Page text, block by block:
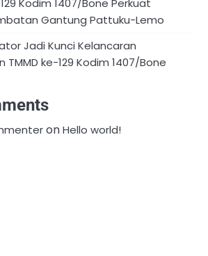
Kodim 1407/Bone Perkuat
Gantung Pattuku-Lemo
Jadi Kunci Kelancaran
ke-129 Kodim 1407/Bone
onHello world!